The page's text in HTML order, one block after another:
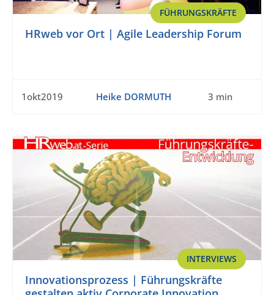
FÜHRUNGSKRÄFTE
HRweb vor Ort | Agile Leadership Forum
1okt2019 Heike DORMUTH 3 min
INTERVIEWS
Innovationsprozess | Führungskräfte